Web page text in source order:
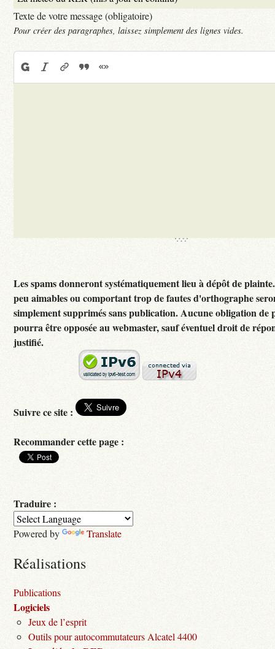
Texte de votre message (obligatoire)
Pour créer des paragraphes, laissez simplement des lignes vides.
Les spams donneront systématiquement lieu à dépôt de plainte.
peu aimables ou comportant trop de fautes d'orthographe
simplement supprimés sans publication. Aucune obligation de
pourra être opposée au webmaster, sauf éventuel droit de
justifié.
Suivre ce site :
Recommander cette page :
Traduire :
Powered by Translate
Réalisations
Publications
Logiciels
Jeux de l’esprit
Outils pour autocommutateurs Alcatel 4400